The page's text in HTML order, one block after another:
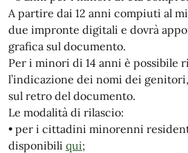
A partire dai 12 anni compiuti al
due impronte digitali e dovrà
grafica sul documento.
Per i minori di 14 anni è possibile
l’indicazione dei nomi dei
sul retro del documento.
Le modalità di rilascio:
• per i cittadini minorenni
disponibili qui;